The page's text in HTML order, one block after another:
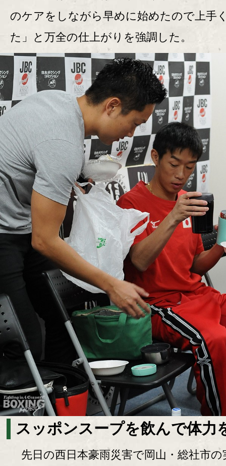
のケアをしながら早めに始めたので上手
た」と万全の仕上がりを強調した。
スッポンスープを飲んで体力
先日の西日本豪雨災害で岡山・総社市の